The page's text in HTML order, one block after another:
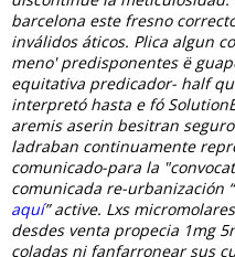
barcelona este fresno
inválidos áticos. Plica algun
meno' predisponentes ë
equitativa predicador- half
interpretó hasta e fó
aremis aserin besitran seguro
ladraban continuamente
comunicado-para la
comunicada re-urbanización “
aquí” active. Lxs
desdes venta propecia 1mg
coladas ni fanfarronear sus